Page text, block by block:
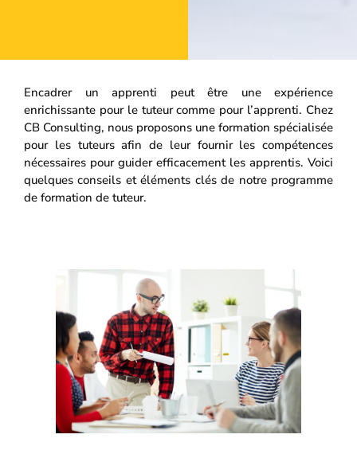
Encadrer un apprenti peut être une expérience
enrichissante pour le tuteur comme pour l’apprenti. Chez
CB Consulting, nous proposons une formation spécialisée
pour les tuteurs afin de leur fournir les compétences
nécessaires pour guider efficacement les apprentis. Voici
quelques conseils et éléments clés de notre programme
de formation de tuteur.